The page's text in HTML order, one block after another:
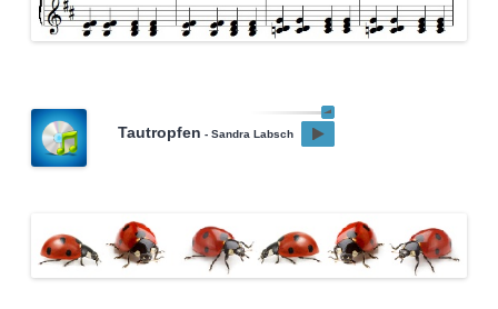
Tautropfen - Sandra Labsch